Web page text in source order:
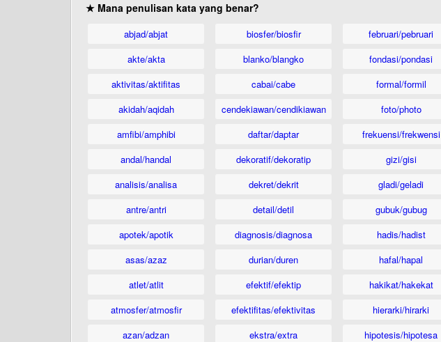
★ Mana penulisan kata yang benar?
abjad/abjat
akte/akta
aktivitas/aktifitas
akidah/aqidah
amfibi/amphibi
andal/handal
analisis/analisa
antre/antri
apotek/apotik
asas/azaz
atlet/atlit
atmosfer/atmosfir
azan/adzan
biosfer/biosfir
blanko/blangko
cabai/cabe
cendekiawan/cendikiawan
daftar/daptar
dekoratif/dekoratip
dekret/dekrit
detail/detil
diagnosis/diagnosa
durian/duren
efektif/efektip
efektifitas/efektivitas
ekstra/extra
februari/pebruari
fondasi/pondasi
formal/formil
foto/photo
frekuensi/frekwensi
gizi/gisi
gladi/geladi
gubuk/gubug
hadis/hadist
hafal/hapal
hakikat/hakekat
hierarki/hirarki
hipotesis/hipotesa